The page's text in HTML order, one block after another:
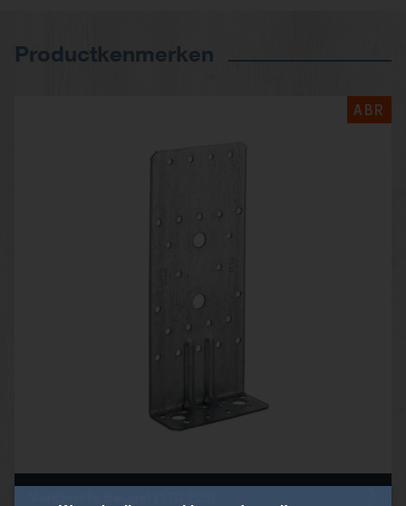
Productkenmerken
ABR